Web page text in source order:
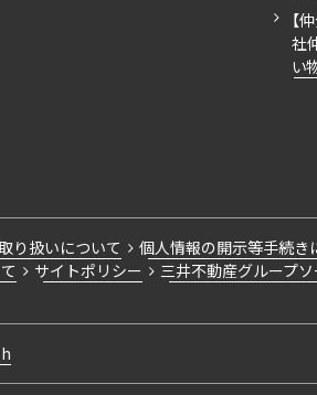
【
社
い
り扱いについて
個人情報の開示等手続き
サイトポリシー
三井不動産グループ